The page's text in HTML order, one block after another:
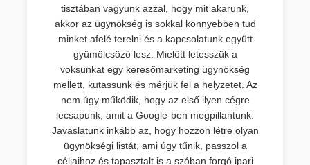
tisztában vagyunk azzal, hogy mit akarunk,
akkor az ügynökség is sokkal könnyebben tud
minket afelé terelni és a kapcsolatunk együtt
gyümölcsöző lesz. Mielőtt letesszük a
voksunkat egy keresőmarketing ügynökség
mellett, kutassunk és mérjük fel a helyzetet. Az
nem úgy működik, hogy az első ilyen cégre
lecsapunk, amit a Google-ben megpillantunk.
Javaslatunk inkább az, hogy hozzon létre olyan
ügynökségi listát, ami úgy tűnik, passzol a
céljaihoz és tapasztalt is a szóban forgó ipari